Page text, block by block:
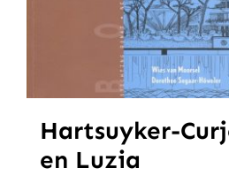
Hartsuyker-
en Luzia